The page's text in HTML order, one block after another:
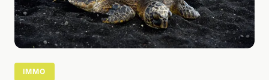
IMMO